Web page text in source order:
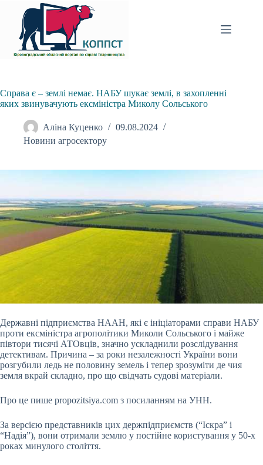
вмісту
Справа є – землі немає. НАБУ шукає землі, в захопленні
яких звинувачують ексміністра Миколу Сольського
Аліна Куценко
09.08.2024
Новини агросектору
Державні підприємства НААН, які є ініціаторами справи НАБУ
проти ексміністра агрополітики Миколи Сольського і майже
півтори тисячі АТОвців, значно ускладнили розслідування
детективам. Причина – за роки незалежності України вони
розгубили ледь не половину земель і тепер зрозуміти де чия
земля вкрай складно, про що свідчать судові матеріали.
Про це пише propozitsiya.com з посиланням на УНН.
За версією представників цих держпідприємств (“Іскра” і
“Надія”), вони отримали землю у постійне користування у 50-х
роках минулого століття.